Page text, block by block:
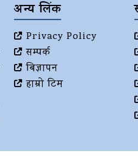
अन्य लिंक
Privacy Policy
सम्पर्क
बिज्ञापन
हाम्रो टिम